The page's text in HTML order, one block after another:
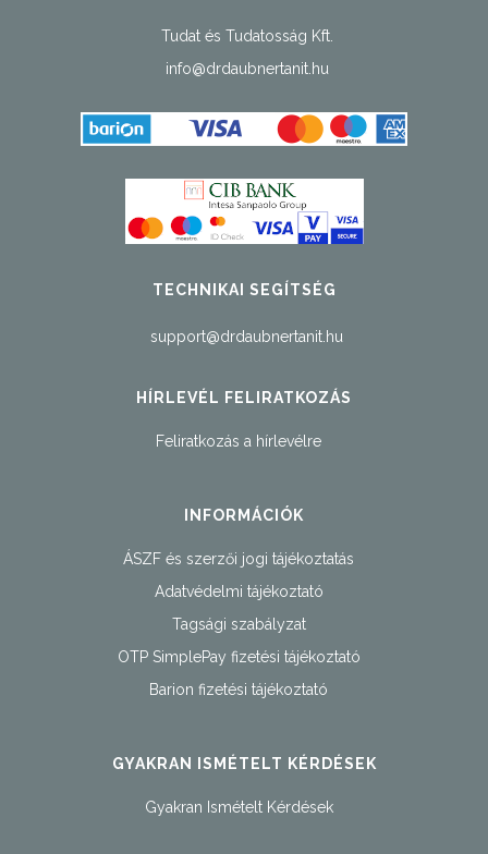
Tudat és Tudatosság Kft.
info@drdaubnertanit.hu
TECHNIKAI SEGÍTSÉG
support@drdaubnertanit.hu
HÍRLEVÉL FELIRATKOZÁS
Feliratkozás a hírlevélre
INFORMÁCIÓK
ÁSZF és szerzői jogi tájékoztatás
Adatvédelmi tájékoztató
Tagsági szabályzat
OTP SimplePay fizetési tájékoztató
Barion fizetési tájékoztató
GYAKRAN ISMÉTELT KÉRDÉSEK
Gyakran Ismételt Kérdések